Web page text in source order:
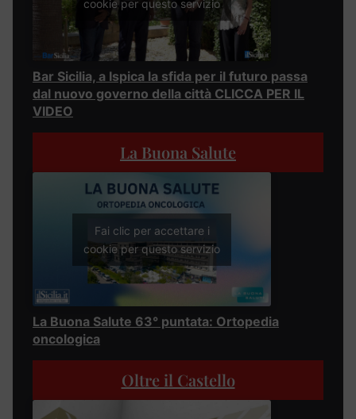
cookie per questo servizio
Bar Sicilia, a Ispica la sfida per il futuro passa
dal nuovo governo della città CLICCA PER IL
VIDEO
La Buona Salute
Fai clic per accettare i
cookie per questo servizio
La Buona Salute 63° puntata: Ortopedia
oncologica
Oltre il Castello